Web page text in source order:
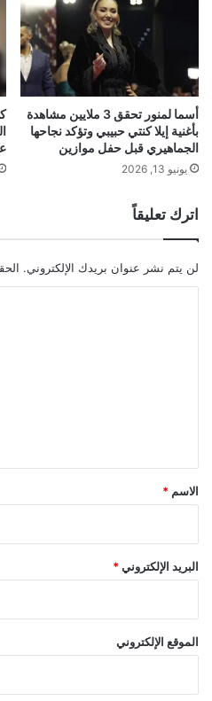
نجاحها الجماهيري
المكرمين :
السيد حسين كسيرة /
السيد علي الاتات /
مخلوف / السيد محمد
النحاس / وممثل وزارة
وزارة السياحة ويكرم متعهدي
س
ن
و
ا
ت
ا
أ
خ
ي
ر
أسما لمنور تحقق 3 ملايين مشاهدة
بأغنية إيلا كنتي حبيبي وتؤكد نجاحها
الجماهيري قبل حفل موازين
يونيو 13, 2026
اترك تعليقاً
لن يتم نشر عنوان بريدك الإلكتروني.
*
الاسم *
البريد الإلكتروني*
الموقع الإلكتروني